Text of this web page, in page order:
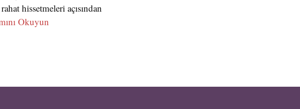
hissetmeleri açısından
Okuyun